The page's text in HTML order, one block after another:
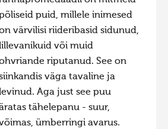
puid, millele inimesed
värvilisi riideribasid sidunud,
lillevanikuid või muid
riputanud. See on
väga tavaline ja
levinud. Aga just see puu
tähelepanu - suur,
ümberringi avarus.